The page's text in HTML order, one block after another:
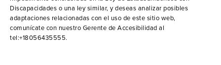
Discapacidades o una ley similar, y deseas analizar posibles
adaptaciones relacionadas con el uso de este sitio web,
comunícate con nuestro Gerente de Accesibilidad al
tel:+18056435555.